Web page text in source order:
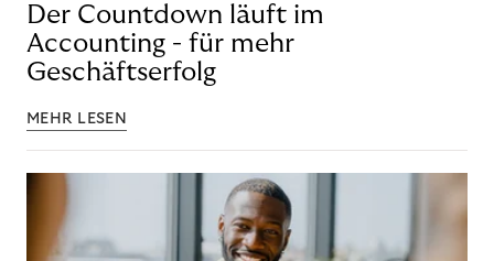
Der Countdown läuft im
Accounting - für mehr
Geschäftserfolg
MEHR LESEN